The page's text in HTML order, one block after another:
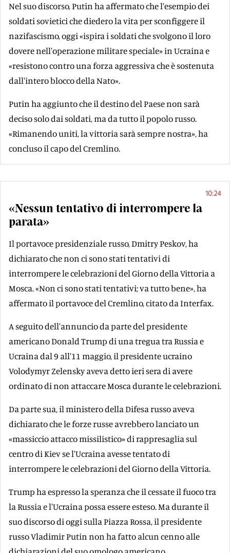
Nel suo discorso, Putin ha affermato che l'esempio dei
soldati sovietici che diedero la vita per sconfiggere il
nazifascismo, oggi «ispira i soldati che svolgono il loro
dovere nell'operazione militare speciale» in Ucraina e
«resistono contro una forza aggressiva che è sostenuta
dall'intero blocco della Nato».
Putin ha aggiunto che il destino del Paese non sarà
deciso solo dai soldati, ma da tutto il popolo russo.
«Rimanendo uniti, la vittoria sarà sempre nostra», ha
concluso il capo del Cremlino.
10:24
«Nessun tentativo di interrompere la
parata»
Il portavoce presidenziale russo, Dmitry Peskov, ha
dichiarato che non ci sono stati tentativi di
interrompere le celebrazioni del Giorno della Vittoria a
Mosca. «Non ci sono stati tentativi; va tutto bene», ha
affermato il portavoce del Cremlino, citato da Interfax.
A seguito dell'annuncio da parte del presidente
americano Donald Trump di una tregua tra Russia e
Ucraina dal 9 all'11 maggio, il presidente ucraino
Volodymyr Zelensky aveva detto ieri sera di avere
ordinato di non attaccare Mosca durante le celebrazioni.
Da parte sua, il ministero della Difesa russo aveva
dichiarato che le forze russe avrebbero lanciato un
«massiccio attacco missilistico» di rappresaglia sul
centro di Kiev se l'Ucraina avesse tentato di
interrompere le celebrazioni del Giorno della Vittoria.
Trump ha espresso la speranza che il cessate il fuoco tra
la Russia e l'Ucraina possa essere esteso. Ma durante il
suo discorso di oggi sulla Piazza Rossa, il presidente
russo Vladimir Putin non ha fatto alcun cenno alle